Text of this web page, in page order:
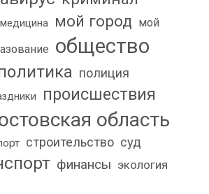
медицина мой город мой
общество
полиция
происшествия
область
строительство суд
финансы экология